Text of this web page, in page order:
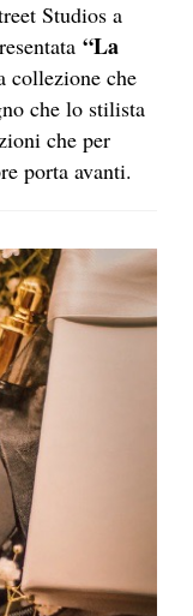
Studios a
“La
collezione che
che lo stilista
che per
porta avanti.